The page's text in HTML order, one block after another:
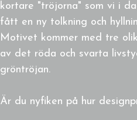
kortare "tröjorna" som vi i
fått en ny tolkning och
Motivet kommer med tre
av det röda och svarta
gröntröjan.
Är du nyfiken på hur